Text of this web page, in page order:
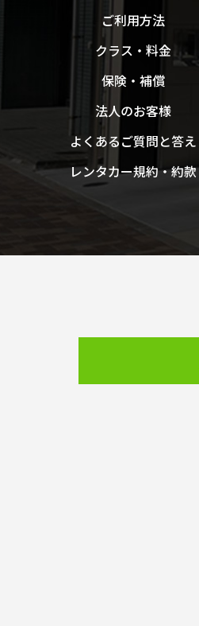
ご利用方法
クラス・料金
保険・補償
法人のお客様
よくあるご質問と答え
レンタカー規約・約款